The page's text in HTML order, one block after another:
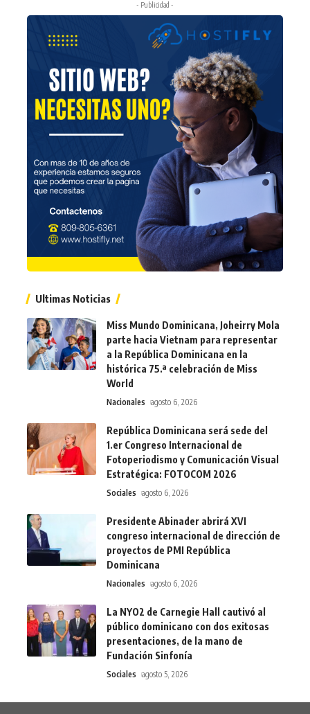
- Publicidad -
Ultimas Noticias
Miss Mundo Dominicana, Joheirry Mola
parte hacia Vietnam para representar
a la República Dominicana en la
histórica 75.ª celebración de Miss
World
Nacionales agosto 6, 2026
República Dominicana será sede del
1.er Congreso Internacional de
Fotoperiodismo y Comunicación Visual
Estratégica: FOTOCOM 2026
Sociales agosto 6, 2026
Presidente Abinader abrirá XVI
congreso internacional de dirección de
proyectos de PMI República
Dominicana
Nacionales agosto 6, 2026
La NYO2 de Carnegie Hall cautivó al
público dominicano con dos exitosas
presentaciones, de la mano de
Fundación Sinfonía
Sociales agosto 5, 2026